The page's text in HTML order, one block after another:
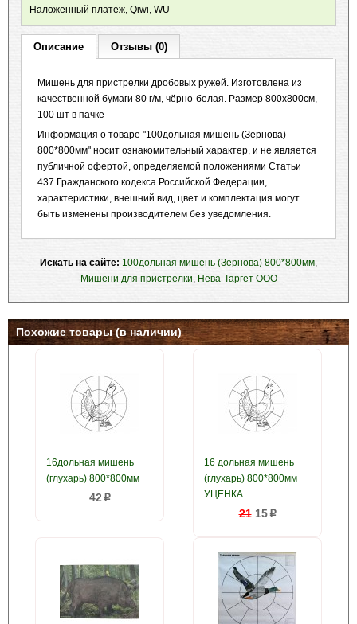
Наложенный платеж, Qiwi, WU
Описание Отзывы (0)
Мишень для пристрелки дробовых ружей. Изготовлена из
качественной бумаги 80 г/м, чёрно-белая. Размер 800x800см,
100 шт в пачке
Информация о товаре "100дольная мишень (Зернова)
800*800мм" носит ознакомительный характер, и не является
публичной офертой, определяемой положениями Статьи
437 Гражданского кодекса Российской Федерации,
характеристики, внешний вид, цвет и комплектация могут
быть изменены производителем без уведомления.
Искать на сайте: 100дольная мишень (Зернова) 800*800мм,
Мишени для пристрелки, Нева-Таргет ООО
Похожие товары (в наличии)
16дольная мишень
(глухарь) 800*800мм
42 p
16 дольная мишень
(глухарь) 800*800мм
УЦЕНКА
21 15p